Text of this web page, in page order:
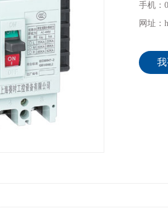
手机：
网址：